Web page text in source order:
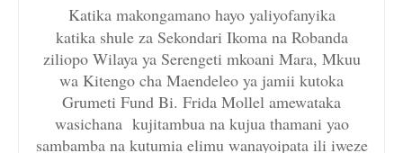
Katika makongamano hayo yaliyofanyika
katika shule za Sekondari Ikoma na Robanda
ziliopo Wilaya ya Serengeti mkoani Mara, Mkuu
wa Kitengo cha Maendeleo ya jamii kutoka
Grumeti Fund Bi. Frida Mollel amewataka
wasichana kujitambua na kujua thamani yao
sambamba na kutumia elimu wanayoipata ili iweze